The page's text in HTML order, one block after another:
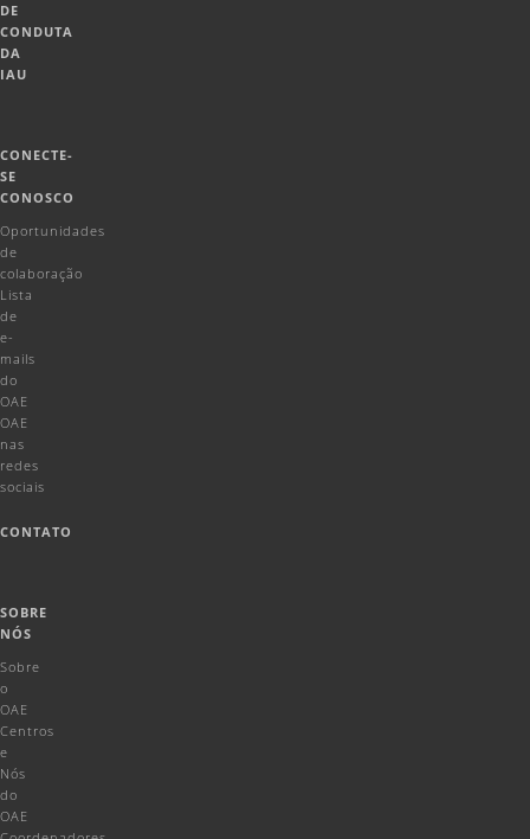
DE
CONDUTA
DA
IAU
CONECTE-
SE
CONOSCO
Oportunidades
de
colaboração
Lista
de
e-
mails
do
OAE
OAE
nas
redes
sociais
CONTATO
SOBRE
NÓS
Sobre
o
OAE
Centros
e
Nós
do
OAE